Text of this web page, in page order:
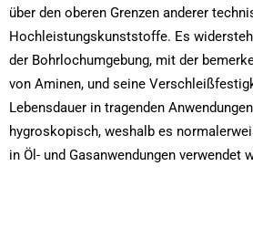
über den oberen Grenzen anderer
Hochleistungskunststoffe. Es
der Bohrlochumgebung, mit der
von Aminen, und seine
Lebensdauer in tragenden
hygroskopisch, weshalb es
in Öl- und Gasanwendungen verwendet